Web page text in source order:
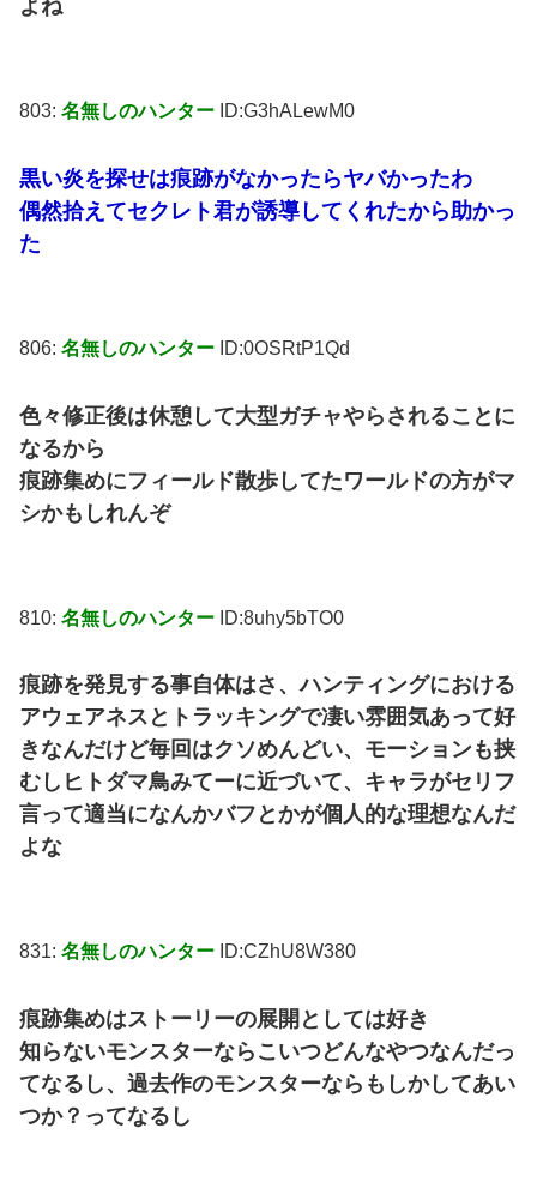
よね
803: 名無しのハンター ID:G3hALewM0
黒い炎を探せは痕跡がなかったらヤバかったわ
偶然拾えてセクレト君が誘導してくれたから助かっ
た
806: 名無しのハンター ID:0OSRtP1Qd
色々修正後は休憩して大型ガチャやらされることに
なるから
痕跡集めにフィールド散歩してたワールドの方がマ
シかもしれんぞ
810: 名無しのハンター ID:8uhy5bTO0
痕跡を発見する事自体はさ、ハンティングにおける
アウェアネスとトラッキングで凄い雰囲気あって好
きなんだけど毎回はクソめんどい、モーションも挟
むしヒトダマ鳥みてーに近づいて、キャラがセリフ
言って適当になんかバフとかが個人的な理想なんだ
よな
831: 名無しのハンター ID:CZhU8W380
痕跡集めはストーリーの展開としては好き
知らないモンスターならこいつどんなやつなんだっ
てなるし、過去作のモンスターならもしかしてあい
つか？ってなるし